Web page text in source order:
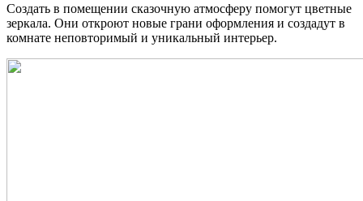
Создать в помещении сказочную атмосферу помогут цветные
зеркала. Они откроют новые грани оформления и создадут в
комнате неповторимый и уникальный интерьер.